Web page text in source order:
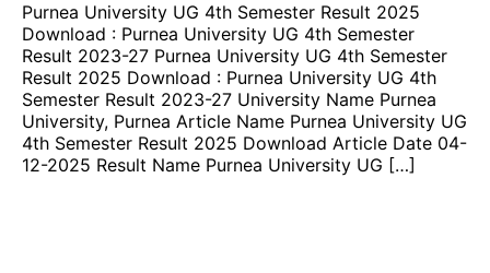
Purnea University UG 4th Semester Result 2025
Download : Purnea University UG 4th Semester
Result 2023-27 Purnea University UG 4th Semester
Result 2025 Download : Purnea University UG 4th
Semester Result 2023-27 University Name Purnea
University, Purnea Article Name Purnea University UG
4th Semester Result 2025 Download Article Date 04-
12-2025 Result Name Purnea University UG […]